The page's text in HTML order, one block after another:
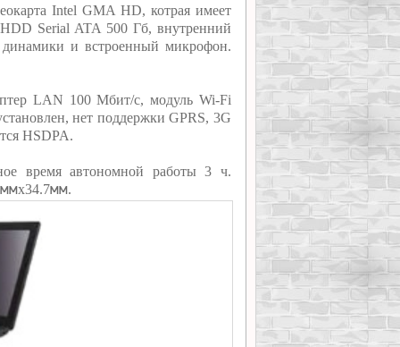
Intel GMA HD, котрая имеет
Serial ATA 500 Гб, внутренний
и встроенный микрофон.
LAN 100 Мбит/с, модуль Wi-Fi
нет поддержки GPRS, 3G
HSDPA.
время автономной работы 3 ч.
ммх34.7мм.